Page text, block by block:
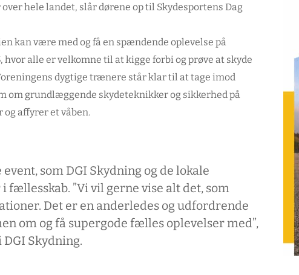
hele landet, slår dørene op til Skydesportens Dag
kan være med og få en spændende oplevelse på
hvor alle er velkomne til at kigge forbi og prøve at skyde
dygtige trænere står klar til at tage imod
grundlæggende skydeteknikker og sikkerhed på
affyrer et våben.
som DGI Skydning og de lokale
”Vi vil gerne vise alt det, som
Det er en anderledes og udfordrende
om og få supergode fælles oplevelser med”,
Skydning.